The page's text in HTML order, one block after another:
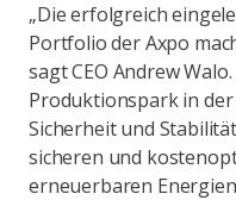
„Die erfolgreich
Portfolio der Axpo
sagt CEO Andrew
Produktionspark in
Sicherheit und
sicheren und
erneuerbaren